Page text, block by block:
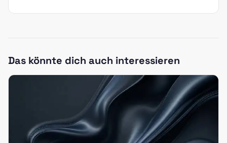
Das könnte dich auch interessieren